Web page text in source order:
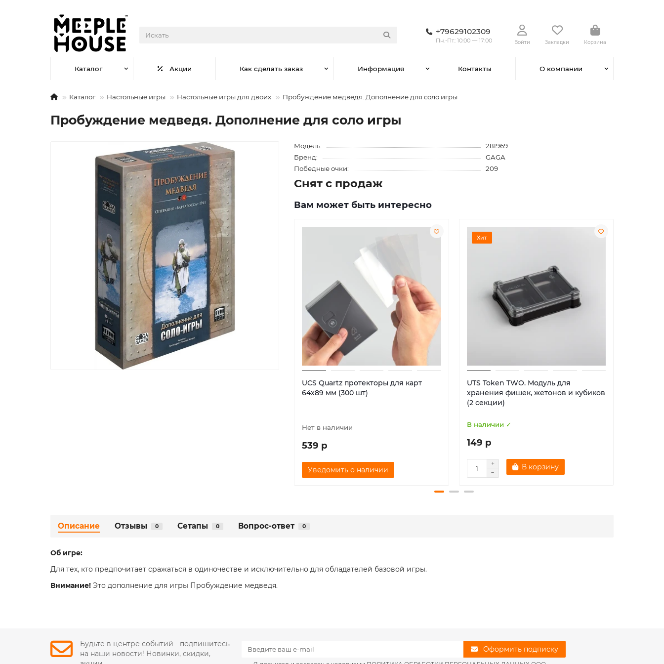
+79629102309
Пн.-Пт.: 10:00 — 17:00 Войти Закладки Корзина
Каталог Акции Как сделать заказ Информация Контакты О компании
Каталог Настольные игры Настольные игры для двоих Пробуждение медведя. Дополнение для соло игры
Пробуждение медведя. Дополнение для соло игры
Модель:
281969
Бренд:
GAGA
Победные очки:
209
Снят с продаж
Вам может быть интересно
UCS Quartz протекторы для карт
64х89 мм (300 шт)
Нет в наличии
539 р
Уведомить о наличии
Хит
UTS Token TWO. Модуль для
хранения фишек, жетонов и кубиков
(2 секции)
В наличии ✓
149 р
В корзину
Описание Отзывы 0 Сетапы 0 Вопрос-ответ 0
Об игре:
Для тех, кто предпочитает сражаться в одиночестве и исключительно для обладателей базовой игры.
Внимание! Это дополнение для игры Пробуждение медведя.
Будьте в центре событий - подпишитесь
на наши новости! Новинки, скидки,
Оформить подписку